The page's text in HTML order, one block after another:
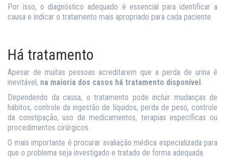
Por isso, o diagnóstico adequado é essencial para identificar a
causa e indicar o tratamento mais apropriado para cada paciente.
Há tratamento
Apesar de muitas pessoas acreditarem que a perda de urina é
inevitável, na maioria dos casos há tratamento disponível.
Dependendo da causa, o tratamento pode incluir mudanças de
hábitos, controle da ingestão de líquidos, perda de peso, controle
da constipação, uso de medicamentos, terapias específicas ou
procedimentos cirúrgicos.
O mais importante é procurar avaliação médica especializada para
que o problema seja investigado e tratado de forma adequada.